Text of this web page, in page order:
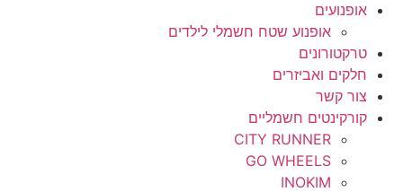
אופנועים
אופנוע שטח חשמלי לילדים
טרקטורונים
חלקים ואביזרים
צור קשר
קורקינטים חשמליים
CITY RUNNER
GO WHEELS
INOKIM